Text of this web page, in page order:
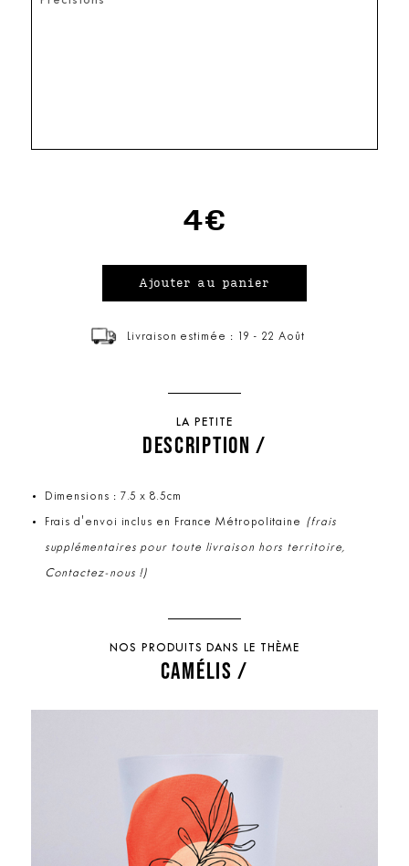
4€
Livraison estimée : 19 - 22 Août
LA PETITE
DESCRIPTION /
Dimensions : 7.5 x 8.5cm
Frais d'envoi inclus en France Métropolitaine (frais
supplémentaires pour toute livraison hors territoire,
Contactez-nous !)
NOS PRODUITS DANS LE THÈME
CAMÉLIS /